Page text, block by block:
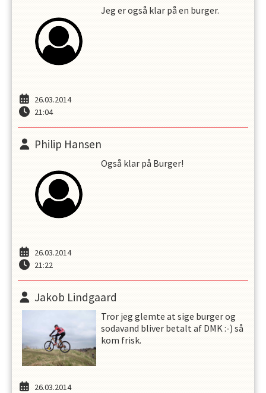
26.03.2014
21:04
Jeg er også klar på en burger.
Philip Hansen
26.03.2014
21:22
Også klar på Burger!
Jakob Lindgaard
26.03.2014
Tror jeg glemte at sige burger og
sodavand bliver betalt af DMK :-) så
kom frisk.